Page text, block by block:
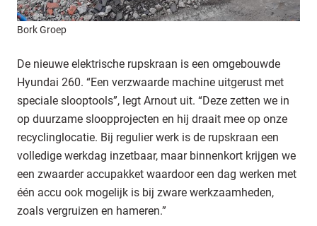
Bork Groep
De nieuwe elektrische rupskraan is een omgebouwde
Hyundai 260. “Een verzwaarde machine uitgerust met
speciale slooptools”, legt Arnout uit. “Deze zetten we in
op duurzame sloopprojecten en hij draait mee op onze
recyclinglocatie. Bij regulier werk is de rupskraan een
volledige werkdag inzetbaar, maar binnenkort krijgen we
een zwaarder accupakket waardoor een dag werken met
één accu ook mogelijk is bij zware werkzaamheden,
zoals vergruizen en hameren.”